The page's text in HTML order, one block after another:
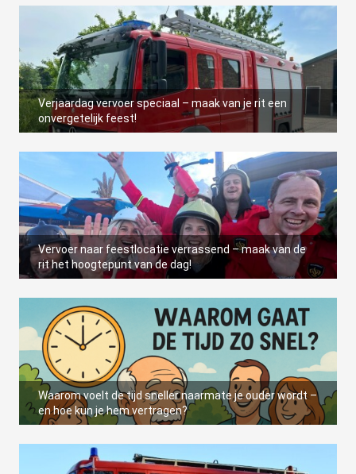
Verjaardag vervoer speciaal – maak van je rit een
onvergetelijk feest!
Vervoer naar feestlocatie verrassend – maak van de
rit het hoogtepunt van de dag!
Waarom voelt de tijd sneller naarmate je ouder wordt –
en hoe kun je hem vertragen?